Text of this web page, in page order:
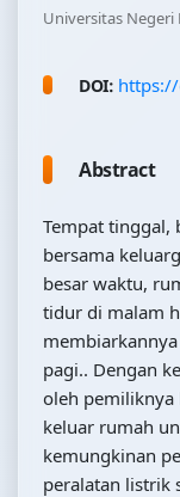
Universitas Negeri
DOI:
Abstract
Tempat tinggal,
bersama
besar waktu,
tidur di malam
pagi.. Dengan
oleh pemiliknya
keluar rumah
kemungkinan
peralatan listrik